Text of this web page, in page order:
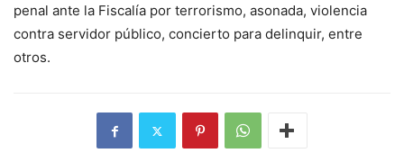
penal ante la Fiscalía por terrorismo, asonada, violencia
contra servidor público, concierto para delinquir, entre
otros.